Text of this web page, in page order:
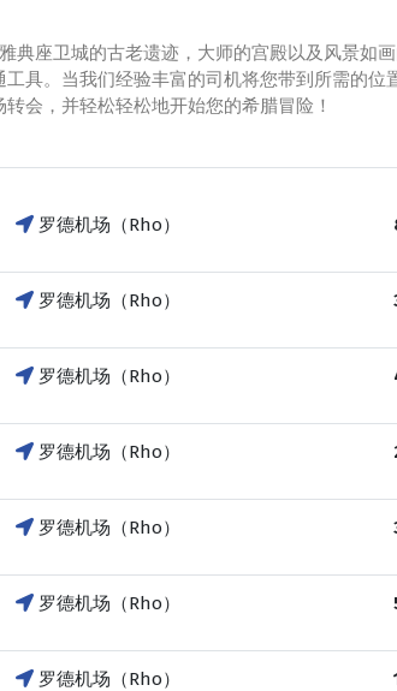
典座卫城的古老遗迹，大师的宫殿以及风景如
具。当我们经验丰富的司机将您带到所需的
会，并轻松轻松地开始您的希腊冒险！
罗德机场（Rho）
罗德机场（Rho）
罗德机场（Rho）
罗德机场（Rho）
罗德机场（Rho）
罗德机场（Rho）
罗德机场（Rho）